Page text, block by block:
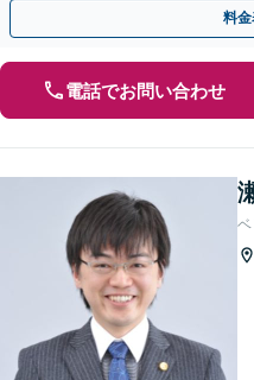
料
電話でお問い合わせ